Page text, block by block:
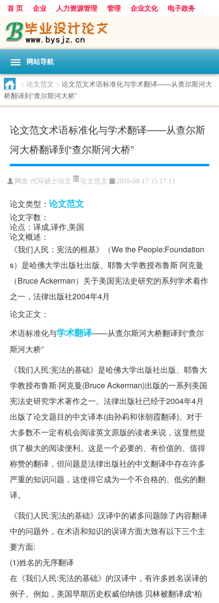
首 页 企业 人力资源管理 管理 企业文化
电子政务
数据
旅游 项目 浅谈 发展
网站导航
> 论文范文 > 论文范文术语标准化与学术翻译——从查尔斯河大
桥翻译到“查尔斯河大桥”
论文范文术语标准化与学术翻译——从查尔斯
河大桥翻译到“查尔斯河大桥”
网友:代写硕士论文 论文范文 2019-08-17 15:17:13
论文类型： 论文范文
论文字数：
论点：译成,译作,美国
论文概述：
《我们人民：宪法的根基》（We the People:Foundation
s）是哈佛大学出版社出版、耶鲁大学教授布鲁斯·阿克曼
（Bruce Ackerman）关于美国宪法史研究的系列学术着作
之一，法律出版社2004年4月
论文正文：
术语标准化与学术翻译——从查尔斯河大桥翻译到“查尔
斯河大桥”
《我们人民:宪法的基础》是哈佛大学出版社出版、耶鲁大
学教授布鲁斯·阿克曼(Bruce Ackerman)出版的一系列美国
宪法史研究学术著作之一。法律出版社已经于2004年4月
出版了论文题目的中文译本(由孙莉和张朝霞翻译)。对于
大多数不一定有机会阅读英文原版的读者来说，这显然提
供了极大的阅读便利。这是一个必要的、有价值的、值得
称赞的翻译，但问题是法律出版社的中文翻译中存在许多
严重的知识问题，这使得它成为一个不合格的、低劣的翻
译。
《我们人民:宪法的基础》汉译中的诸多问题除了内容翻译
中的问题外，在术语和知识的误译方面大致有以下三个主
要方面:
(1)姓名的无序翻译
在《我们人民:宪法的基础》的汉译中，有许多姓名误译的
例子。例如，美国早期历史权威伯纳德·贝林被翻译成“柏